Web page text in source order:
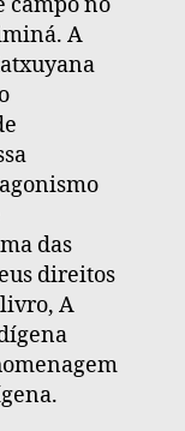
A
das
direitos
A